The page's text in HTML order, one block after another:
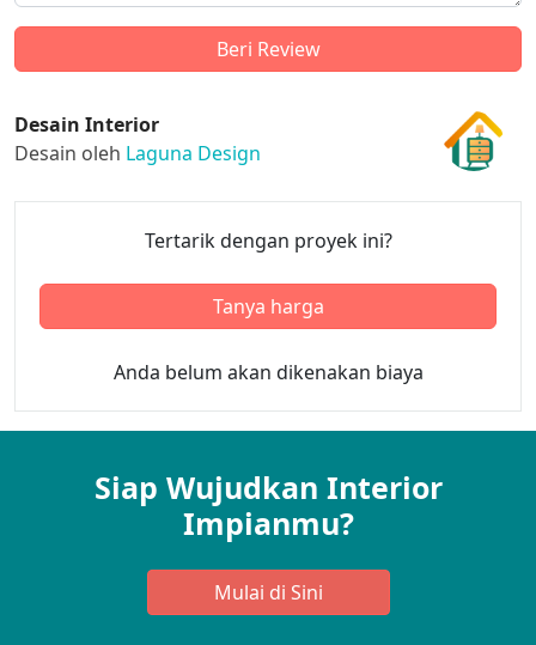
Desain Interior
Desain oleh Laguna Design
Tertarik dengan proyek ini?
Tanya harga
Anda belum akan dikenakan biaya
Siap Wujudkan Interior
Impianmu?
Mulai di Sini